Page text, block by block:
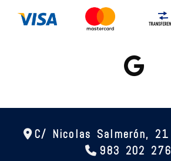
C/ Nicolas Salmerón, 21
983 202 276